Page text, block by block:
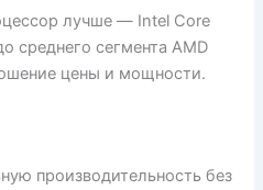
лучше — Intel Core
среднего сегмента AMD
цены и мощности.
производительность без